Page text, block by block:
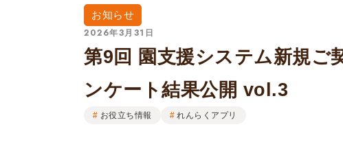
お知らせ
2026年3月31日
第9回 園支援システム新規ご
ンケート結果公開 vol.3
お役立ち情報 れんらくアプリ